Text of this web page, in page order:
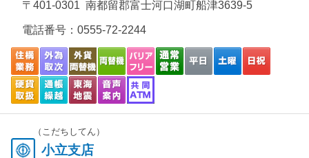
〒401-0301 南都留郡富士河口湖町船津3639-5
電話番号： 0555-72-2244
（こだちしてん）
小立支店